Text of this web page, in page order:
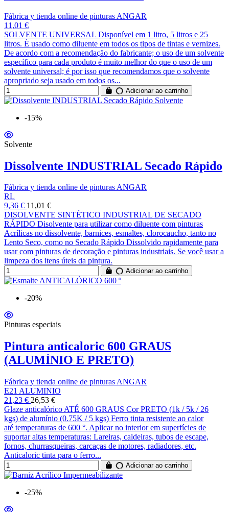
Fábrica y tienda online de pinturas ANGAR
11,01 €
SOLVENTE UNIVERSAL Disponível em 1 litro, 5 litros e 25
litros. É usado como diluente em todos os tipos de tintas e vernizes.
De acordo com a recomendação do fabricante; o uso de um solvente
específico para cada produto é muito melhor do que o uso de um
solvente universal; é por isso que recomendamos que o solvente
apropriado seja usado em todos os...
Adicionar ao carrinho
-15%
Solvente
Dissolvente INDUSTRIAL Secado Rápido
Fábrica y tienda online de pinturas ANGAR
RL
9,36 € 11,01 €
DISOLVENTE SINTÉTICO INDUSTRIAL DE SECADO
RÁPIDO Disolvente para utilizar como diluente com pinturas
Acrílicas no dissolvente, barnices, esmaltes, clorocaucho, tanto no
Lento Seco, como no Secado Rápido Dissolvido rapidamente para
usar com pinturas de decoração e pinturas industriais. Se você usar a
limpeza dos itens úteis da pintura.
Adicionar ao carrinho
-20%
Pinturas especiais
Pintura anticaloric 600 GRAUS
(ALUMÍNIO E PRETO)
Fábrica y tienda online de pinturas ANGAR
E21 ALUMINIO
21,23 € 26,53 €
Glaze anticalórico ATÉ 600 GRAUS Cor PRETO (1k / 5k ​​/ 26
kgs) de alumínio (0.75K / 5 kgs) Ferro tinta resistente ao calor
até temperaturas de 600 °. Aplicar no interior em superfícies de
suportar altas temperaturas: Lareiras, caldeiras, tubos de escape,
fornos, churrasqueiras, carcaças de motores, radiadores, etc.
Anticaloric tinta para o ferro...
Adicionar ao carrinho
-25%